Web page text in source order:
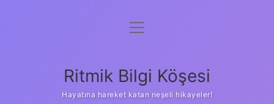
Anasayfa
Yasal Uyarı
menüyü
Ritmik Bilgi Köşesi
Hayatına hareket katan neşeli hikayeler!